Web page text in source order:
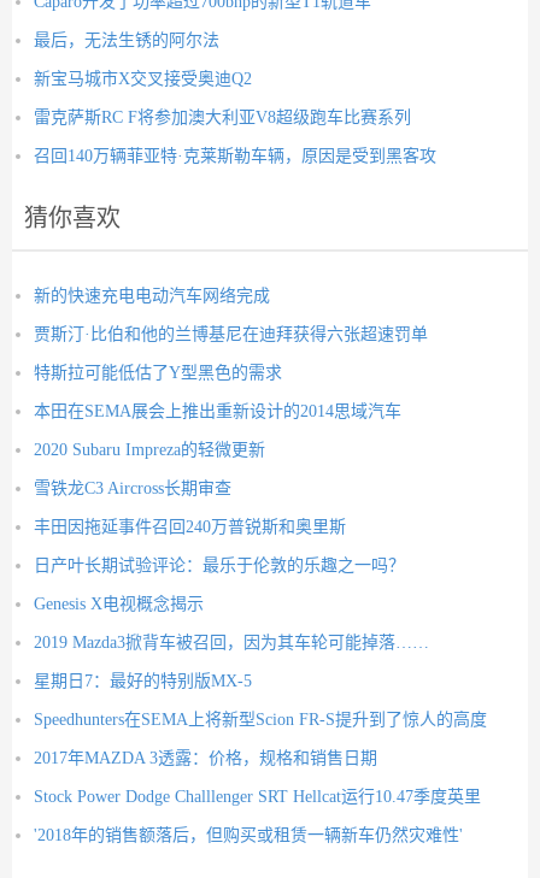
最后，无法生锈的阿尔法
新宝马城市X交叉接受奥迪Q2
雷克萨斯RC F将参加澳大利亚V8超级跑车比赛系列
召回140万辆菲亚特·克莱斯勒车辆，原因是受到黑客攻
猜你喜欢
新的快速充电电动汽车网络完成
贾斯汀·比伯和他的兰博基尼在迪拜获得六张超速罚单
特斯拉可能低估了Y型黑色的需求
本田在SEMA展会上推出重新设计的2014思域汽车
2020 Subaru Impreza的轻微更新
雪铁龙C3 Aircross长期审查
丰田因拖延事件召回240万普锐斯和奥里斯
日产叶长期试验评论：最乐于伦敦的乐趣之一吗？
Genesis X电视概念揭示
2019 Mazda3掀背车被召回，因为其车轮可能掉落……
星期日7：最好的特别版MX-5
Speedhunters在SEMA上将新型Scion FR-S提升到了惊人的高度
2017年MAZDA 3透露：价格，规格和销售日期
Stock Power Dodge Challlenger SRT Hellcat运行10.47季度英里
'2018年的销售额落后，但购买或租赁一辆新车仍然灾难性'